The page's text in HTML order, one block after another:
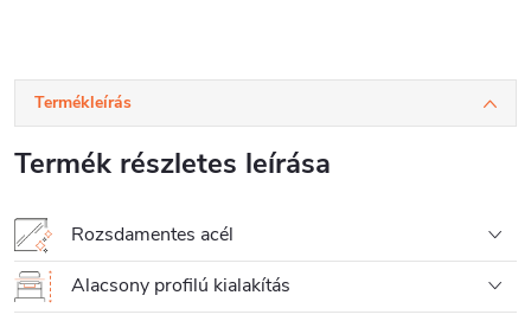
Termékleírás
Termék részletes leírása
Rozsdamentes acél
Alacsony profilú kialakítás